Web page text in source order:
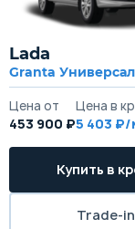
Lada
Granta Универсал
453 900 ₽5 403